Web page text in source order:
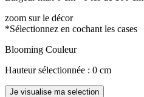
zoom sur le décor
*Sélectionnez en cochant les cases
Blooming Couleur
Hauteur sélectionnée : 0 cm
Je visualise ma selection